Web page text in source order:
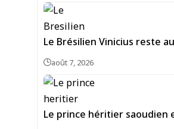
Le Brésilien Vinicius reste
août 7, 2026
Le prince héritier saoudien